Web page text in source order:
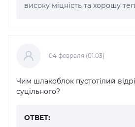
високу міцність та хорошу
04 февраля (01:03)
Чим шлакоблок пустотілий
суцільного?
ОТВЕТ: